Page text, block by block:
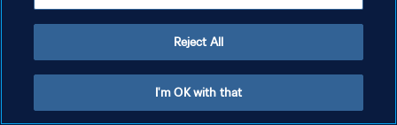
Reject All
I'm OK with that